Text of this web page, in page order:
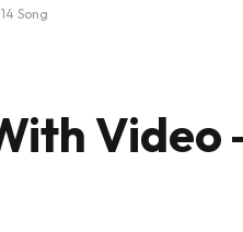
Song
Video